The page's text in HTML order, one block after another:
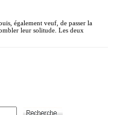
également veuf, de passer la
leur solitude. Les deux